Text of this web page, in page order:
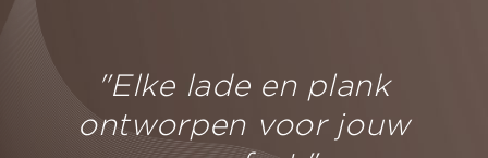
"Elke lade en plank
ontworpen voor jouw